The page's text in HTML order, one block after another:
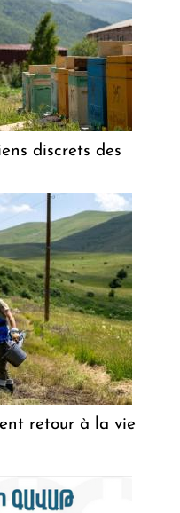
discrets des
retour à la vie